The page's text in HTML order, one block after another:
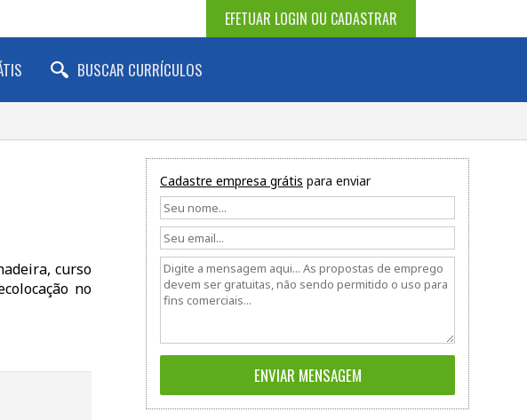
EFETUAR LOGIN OU CADASTRAR
BUSCAR CURRÍCULOS
Cadastre empresa grátis para enviar
curso
no